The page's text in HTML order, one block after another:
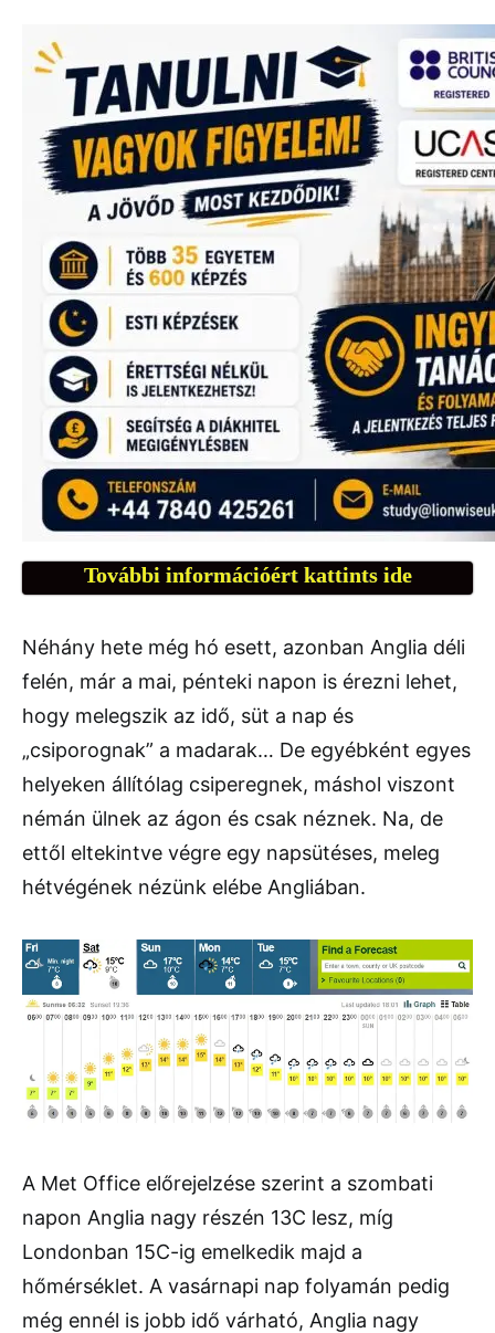
További információért kattints ide
Néhány hete még hó esett, azonban Anglia déli
felén, már a mai, pénteki napon is érezni lehet,
hogy melegszik az idő, süt a nap és
„csiporognak” a madarak… De egyébként egyes
helyeken állítólag csiperegnek, máshol viszont
némán ülnek az ágon és csak néznek. Na, de
ettől eltekintve végre egy napsütéses, meleg
hétvégének nézünk elébe Angliában.
A Met Office előrejelzése szerint a szombati
napon Anglia nagy részén 13C lesz, míg
Londonban 15C-ig emelkedik majd a
hőmérséklet. A vasárnapi nap folyamán pedig
még ennél is jobb idő várható, Anglia nagy